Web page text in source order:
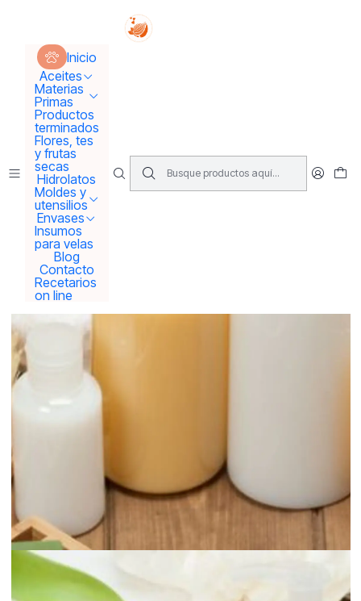
Inicio
Aceites
Materias
Primas
Productos
terminados
Flores, tes
y frutas
secas
Hidrolatos
Moldes y
utensilios
Envases
Insumos
para velas
Blog
Contacto
Recetarios
on line
Tus sueños se concretan aquí !!!
Inicio Productos terminados